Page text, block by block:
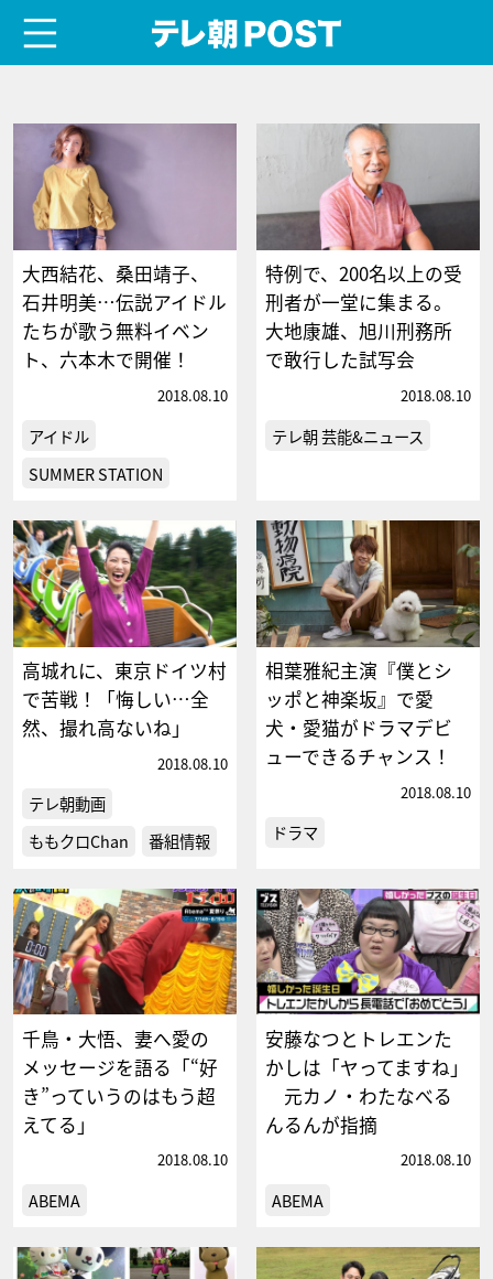
大西結花、桑田靖子、
石井明美…伝説アイドル
たちが歌う無料イベン
ト、六本木で開催！
2018.08.10
アイドル
SUMMER STATION
特例で、200名以上の受
刑者が一堂に集まる。
大地康雄、旭川刑務所
で敢行した試写会
2018.08.10
テレ朝 芸能&ニュース
高城れに、東京ドイツ村
で苦戦！「悔しい…全
然、撮れ高ないね」
2018.08.10
テレ朝動画
ももクロChan
番組情報
相葉雅紀主演『僕とシ
ッポと神楽坂』で愛
犬・愛猫がドラマデビ
ューできるチャンス！
2018.08.10
ドラマ
千鳥・大悟、妻へ愛の
メッセージを語る「“好
き”っていうのはもう超
えてる」
2018.08.10
ABEMA
安藤なつとトレエンた
かしは「ヤってますね」
元カノ・わたなべる
んるんが指摘
2018.08.10
ABEMA